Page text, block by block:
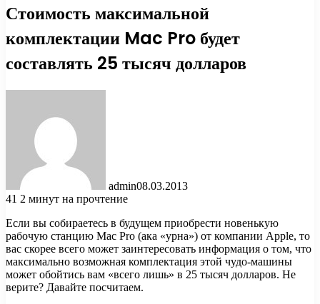
Стоимость максимальной
комплектации Mac Pro будет
составлять 25 тысяч долларов
admin08.03.2013
41 2 минут на прочтение
Если вы собираетесь в будущем приобрести новенькую
рабочую станцию Mac Pro (ака «урна») от компании Apple, то
вас скорее всего может заинтересовать информация о том, что
максимально возможная комплектация этой чудо-машины
может обойтись вам «всего лишь» в 25 тысяч долларов. Не
верите? Давайте посчитаем.